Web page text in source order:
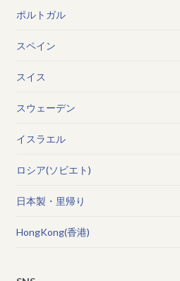
ポルトガル
スペイン
スイス
スウェーデン
イスラエル
ロシア(ソビエト)
日本製・里帰り
HongKong(香港)